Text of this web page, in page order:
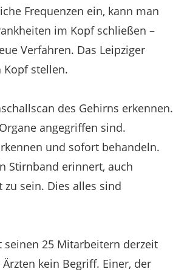
Frequenzen ein, kann man
im Kopf schließen –
Verfahren. Das Leipziger
stellen.
des Gehirns erkennen.
angegriffen sind.
und sofort behandeln.
Stirnband erinnert, auch
sein. Dies alles sind
seinen 25 Mitarbeitern derzeit
kein Begriff. Einer, der